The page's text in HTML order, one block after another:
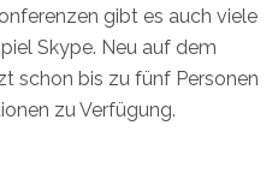
gibt es auch viele
Skype. Neu auf dem
schon bis zu fünf Personen
zu Verfügung.